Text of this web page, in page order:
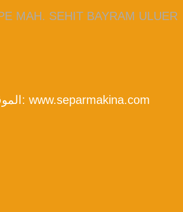
MAH. SEHIT BAYRAM ULUER
الموقع الإلكتروني: www.separmakina.com